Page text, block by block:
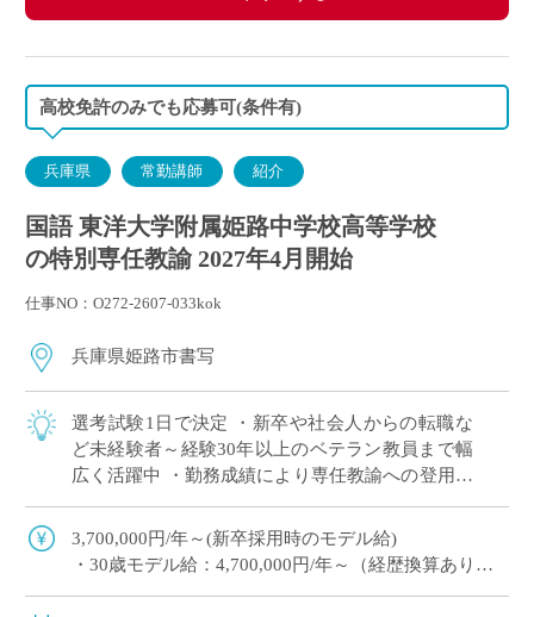
高校免許のみでも応募可(条件有)
兵庫県 常勤講師 紹介
国語 東洋大学附属姫路中学校高等学校
の特別専任教諭 2027年4月開始
仕事NO：O272-2607-033kok
兵庫県姫路市書写
選考試験1日で決定 ・新卒や社会人からの転職な
ど未経験者～経験30年以上のベテラン教員まで幅
広く活躍中 ・勤務成績により専任教諭への登用あ
流にも注力 ※高校免許 […]
3,700,000円/年～(新卒採用時のモデル給)
・30歳モデル給：4,700,000円/年～（経歴換算あり）